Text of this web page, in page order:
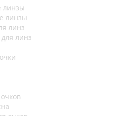
линзы
линзы
линз
линз